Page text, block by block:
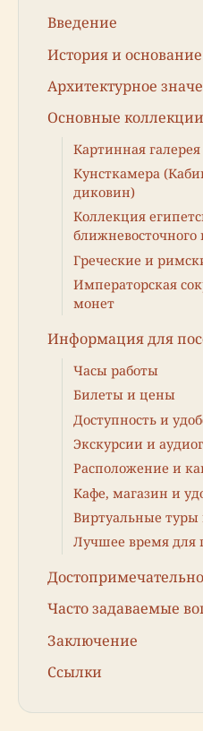
Введение
История и основание
Архитектурное
Основные коллекции
Картинная галерея
Кунсткамера
диковин)
Коллекция
ближневосточного
Греческие и
Императорская
монет
Информация для
Часы работы
Билеты и цены
Доступность и
Экскурсии и
Расположение и
Кафе, магазин и
Виртуальные туры
Лучшее время для
Часто задаваемые
Заключение
Ссылки